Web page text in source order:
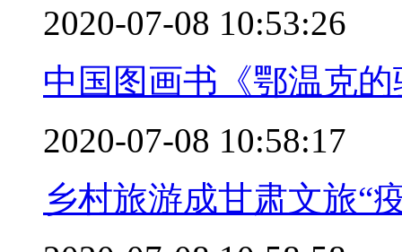
2020-07-08 10:53:26
中国图画书《鄂温克
2020-07-08 10:58:17
乡村旅游成甘肃文旅“